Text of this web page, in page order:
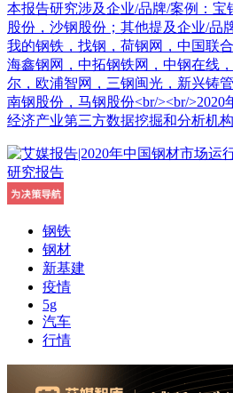
本报告研究涉及企业/品牌/案例：宝
股份，沙钢股份；其他提及企业/品
我的钢铁，找钢，荷钢网，中国联
海鑫钢网，中拓钢铁网，中钢在线
尔，欧浦智网，三钢闽光，新兴铸
南钢股份，马钢股份<br/><br/
经济产业第三方数据挖掘和分析机构
钢铁
钢材
新基建
疫情
5g
汽车
行情